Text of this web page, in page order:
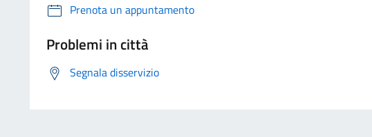
Prenota un appuntamento
Problemi in città
Segnala disservizio